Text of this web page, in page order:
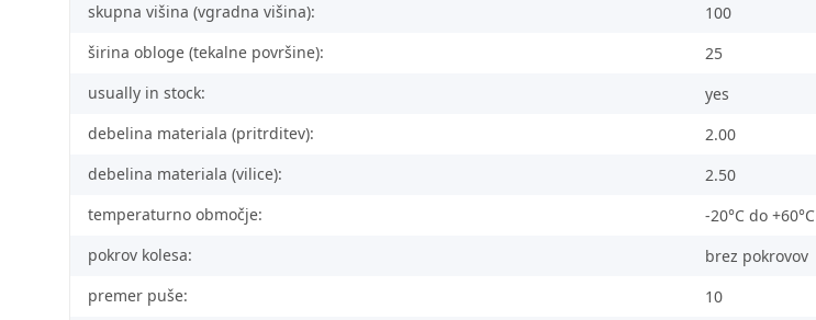
skupna višina (vgradna višina):
100
širina obloge (tekalne površine):
25
usually in stock:
yes
debelina materiala (pritrditev):
2.00
debelina materiala (vilice):
2.50
temperaturno območje:
-20°C do +60°C
pokrov kolesa:
brez pokrovov
premer puše:
10